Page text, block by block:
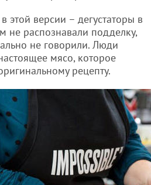
этой версии – дегустаторы в
не распознавали подделку,
не говорили. Люди
мясо, которое
рецепту.